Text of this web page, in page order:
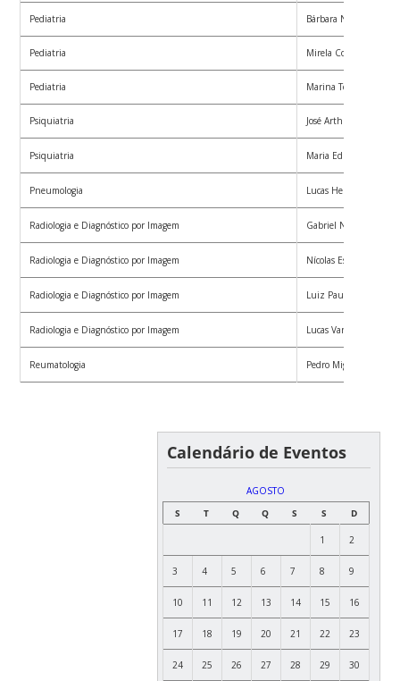
Pediatria Bárbara Nunes Tavares
Pediatria Mirela Comin Salvaro
Pediatria Marina Teixeira Silva
Psiquiatria José Arthur Didoné
Psiquiatria Maria Eduarda da
Pneumologia Lucas Henrique
Radiologia e Diagnóstico por Imagem Gabriel Nessler
Radiologia e Diagnóstico por Imagem Nícolas Esteves
Radiologia e Diagnóstico por Imagem Luiz Paulo Barros
Radiologia e Diagnóstico por Imagem Lucas Vannuchi
Reumatologia Pedro Miguel Mattos
Calendário de Eventos
AGOSTO
S
T Q Q S S D
1 2
3 4 5 6 7 8 9
10 11 12 13 14 15 16
17 18 19 20 21 22 23
24 25 26 27 28 29 30